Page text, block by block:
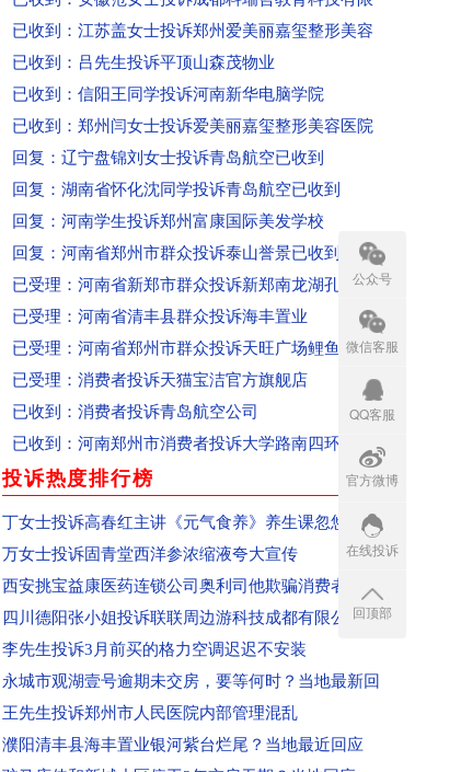
已收到：江苏盖女士投诉郑州爱美丽嘉玺整形美容
已收到：吕先生投诉平顶山森茂物业
已收到：信阳王同学投诉河南新华电脑学院
已收到：郑州闫女士投诉爱美丽嘉玺整形美容医院
回复：辽宁盘锦刘女士投诉青岛航空已收到
回复：湖南省怀化沈同学投诉青岛航空已收到
回复：河南学生投诉郑州富康国际美发学校
回复：河南省郑州市群众投诉泰山誉景已收到
已受理：河南省新郑市群众投诉新郑南龙湖孔雀城
已受理：河南省清丰县群众投诉海丰置业
已受理：河南省郑州市群众投诉天旺广场鲤鱼门饭
已受理：消费者投诉天猫宝洁官方旗舰店
已收到：消费者投诉青岛航空公司
已收到：河南郑州市消费者投诉大学路南四环鑫苑
已收到：河南省郑州市群众投诉郑州经开区阳光城
已收到：河南省商丘群众投诉商丘市中心汽车站
回复：河南省商丘群众投诉上华东庐已收到
回复：河南省商丘群众投诉前程嘉苑已收到
已受理：河南省西平县群众投诉美景国际现代城
已收到：河南省周口市淮阳区群众投诉华悦学府
已受理：业主投诉驻马店市上海滩花园
已收到：业主投诉济源天坛办事处商都苑
回复：河南省济源群众投诉公租房已收到
回复：平顶山群众投诉群星汇中心城美食城已收到
投诉热度排行榜 more
丁女士投诉高春红主讲《元气食养》养生课忽悠
万女士投诉固青堂西洋参浓缩液夸大宣传
西安挑宝益康医药连锁公司奥利司他欺骗消费者
四川德阳张小姐投诉联联周边游科技成都有限公
李先生投诉3月前买的格力空调迟迟不安装
永城市观湖壹号逾期未交房，要等何时？当地最新回
王先生投诉郑州市人民医院内部管理混乱
濮阳清丰县海丰置业银河紫台烂尾？当地最近回应
公众号
微信客服
QQ客服
官方微博
在线投诉
回顶部